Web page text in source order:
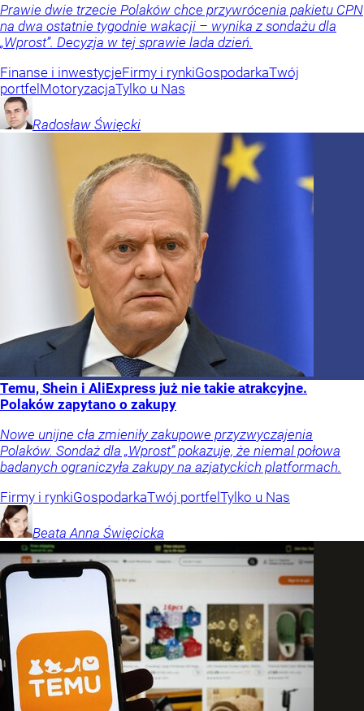
Prawie dwie trzecie Polaków chce przywrócenia pakietu CPN
na dwa ostatnie tygodnie wakacji – wynika z sondażu dla
„Wprost”. Decyzja w tej sprawie lada dzień.
Finanse i inwestycjeFirmy i rynkiGospodarkaTwój
portfelMotoryzacjaTylko u Nas
Radosław Święcki
Temu, Shein i AliExpress już nie takie atrakcyjne.
Polaków zapytano o zakupy
Nowe unijne cła zmieniły zakupowe przyzwyczajenia
Polaków. Sondaż dla „Wprost” pokazuje, że niemal połowa
badanych ograniczyła zakupy na azjatyckich platformach.
Firmy i rynkiGospodarkaTwój portfelTylko u Nas
Beata Anna Święcicka